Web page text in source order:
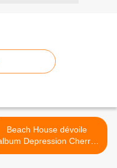
Beach House dévoile
Depression Cherry !
>